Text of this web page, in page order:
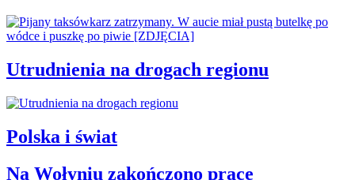
Utrudnienia na drogach regionu
Polska i świat
Na Wołyniu zakończono prace